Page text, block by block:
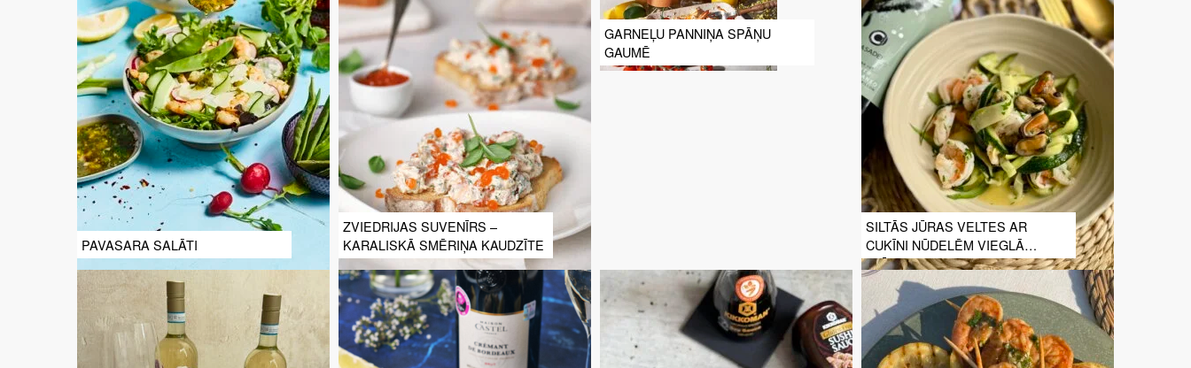
PAVASARA SALĀTI
ZVIEDRIJAS SUVENĪRS –
KARALISKĀ SMĒRIŅA KAUDZĪTE
GARNEĻU PANNIŅA SPĀŅU
GAUMĒ
SILTĀS JŪRAS VELTES AR
CUKĪNI NŪDELĒM VIEGLĀ
OLĪVEĻĻAS, CITRUSU UN
ĶIPLOKU SVIESTA MĒRCĒ